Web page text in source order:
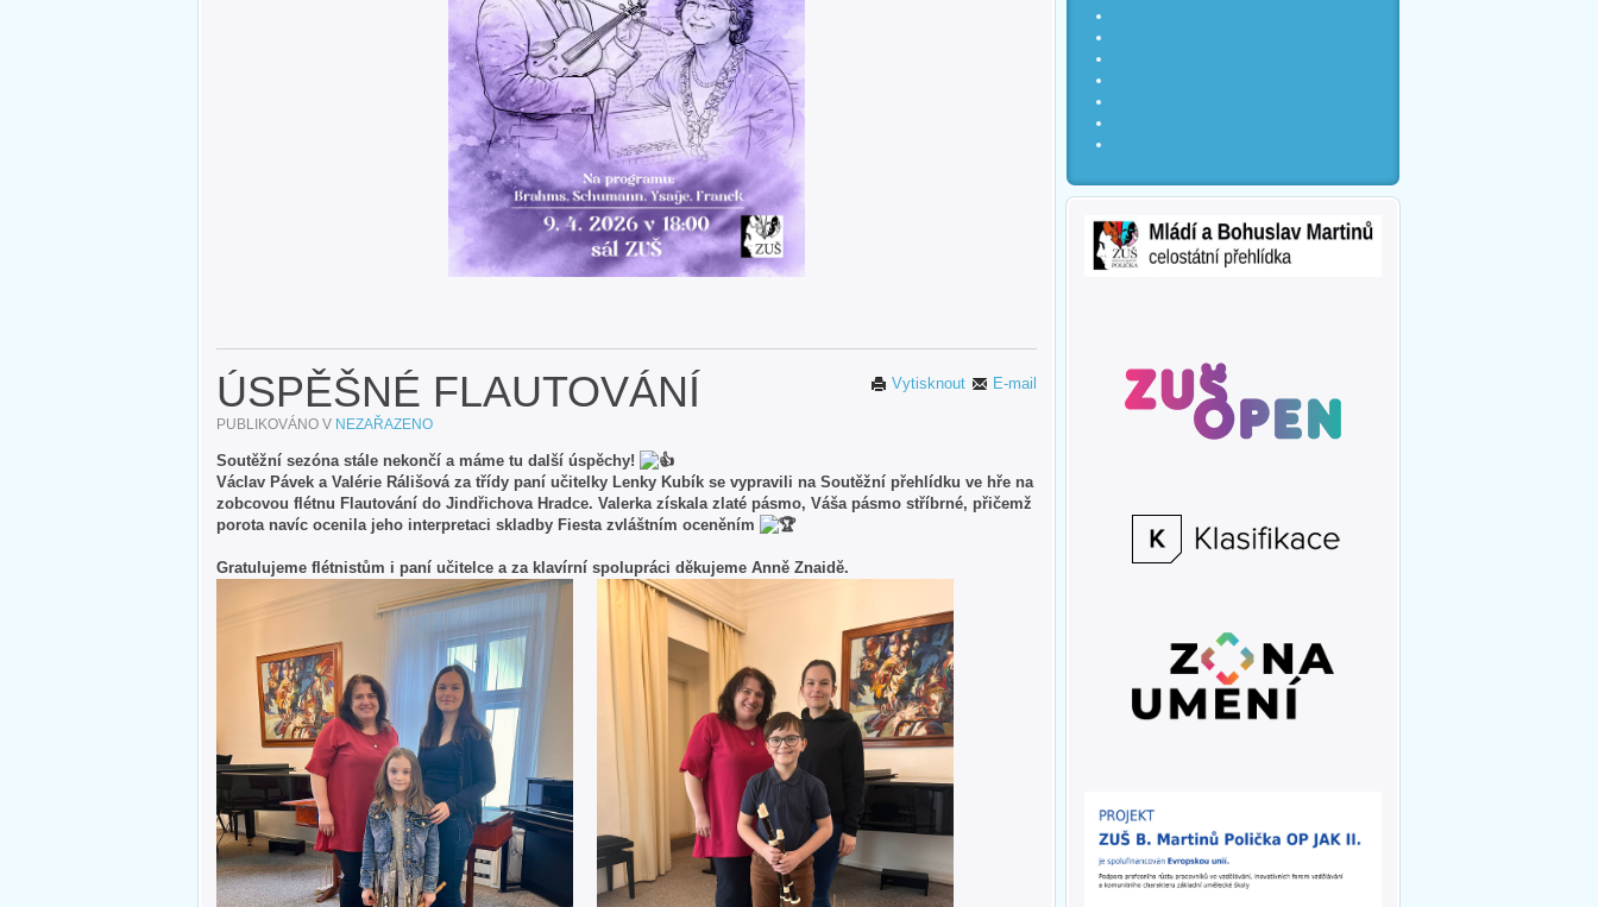
E-mail
Vytisknout
ÚSPĚŠNÉ FLAUTOVÁNÍ
PUBLIKOVÁNO V NEZAŘAZENO
Soutěžní sezóna stále nekončí a máme tu další úspěchy!
Václav Pávek a Valérie Rálišová za třídy paní učitelky Lenky Kubík se vypravili na Soutěžní přehlídku ve hře na
zobcovou flétnu Flautování do Jindřichova Hradce. Valerka získala zlaté pásmo, Váša pásmo stříbrné, přičemž
porota navíc ocenila jeho interpretaci skladby Fiesta zvláštním oceněním
Gratulujeme flétnistům i paní učitelce a za klavírní spolupráci děkujeme Anně Znaidě.